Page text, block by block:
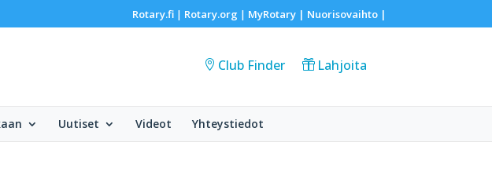
Rotary.fi| Rotary.org | MyRotary | Nuorisovaihto|
Club Finder Lahjoita
Uutiset Videot Yhteystiedot